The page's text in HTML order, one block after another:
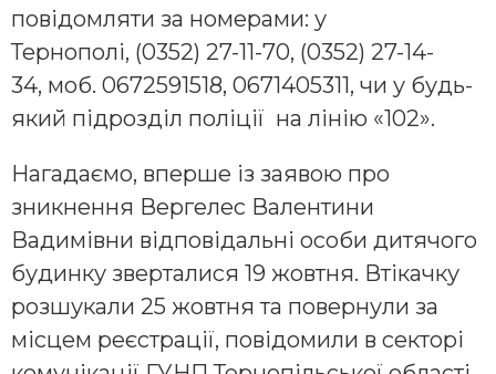
повідомляти за номерами: у
Тернополі, (0352) 27-11-70, (0352) 27-14-
34, моб. 0672591518, 0671405311, чи у будь-
який підрозділ поліції на лінію «102».
Нагадаємо, вперше із заявою про
зникнення Вергелес Валентини
Вадимівни відповідальні особи дитячого
будинку зверталися 19 жовтня. Втікачку
розшукали 25 жовтня та повернули за
місцем реєстрації, повідомили в секторі